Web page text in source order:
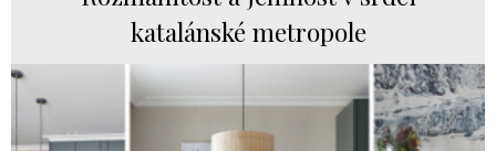
katalánské metropole